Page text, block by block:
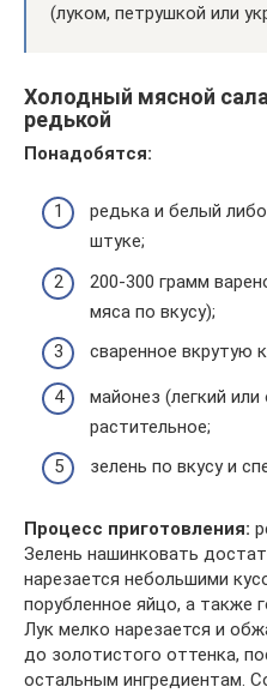
(луком, петрушкой или
Холодный мясной
редькой
Понадобятся:
редька и белый
штуке;
200-300 грамм
мяса по вкусу);
сваренное вкрутую
майонез (легкий
растительное;
зелень по вкусу и
Процесс приготовления:
Зелень нашинковать
нарезается небольшими
порубленное яйцо, а также
Лук мелко нарезается и
до золотистого оттенка,
остальным ингредиентам.